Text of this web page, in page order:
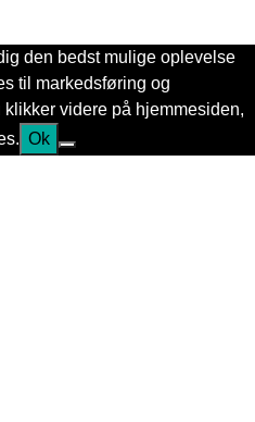
den bedst mulige oplevelse
til markedsføring og
videre på hjemmesiden,
Ok